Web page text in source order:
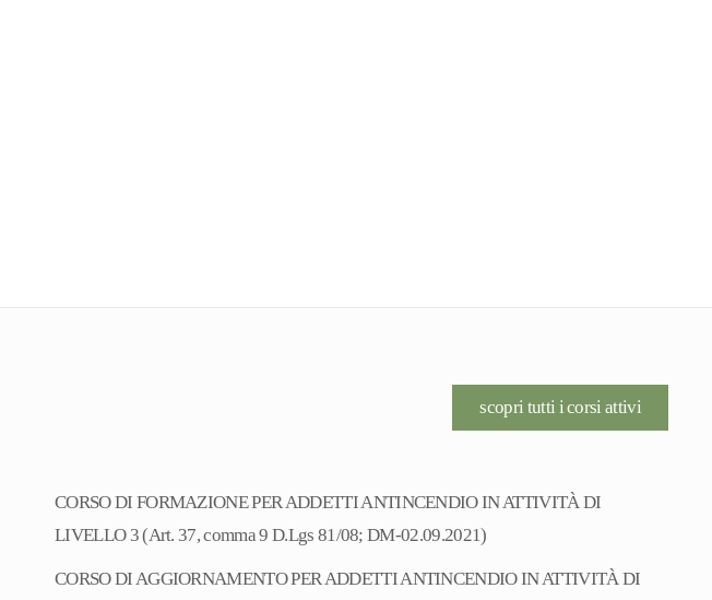
scopri tutti i corsi attivi
CORSO DI FORMAZIONE PER ADDETTI ANTINCENDIO IN ATTIVITÀ DI
LIVELLO 3 (Art. 37, comma 9 D.Lgs 81/08; DM-02.09.2021)
CORSO DI AGGIORNAMENTO PER ADDETTI ANTINCENDIO IN ATTIVITÀ DI